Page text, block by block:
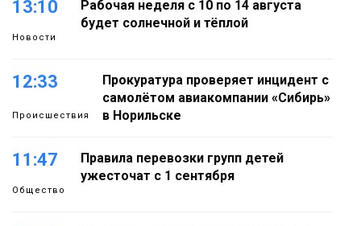
13:10
Новости
Рабочая неделя с 10 по 14 августа
будет солнечной и тёплой
12:33
Происшествия
Прокуратура проверяет инцидент с
самолётом авиакомпании «Сибирь»
в Норильске
11:47
Общество
Правила перевозки групп детей
ужесточат с 1 сентября